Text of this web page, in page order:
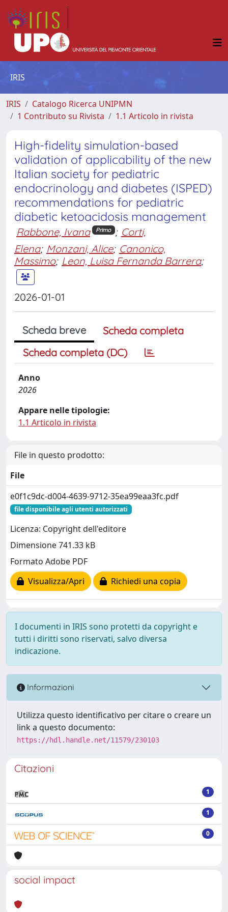
IRIS
IRIS
Catalogo Ricerca UNIPMN
1 Contributo su Rivista
1.1 Articolo in rivista
High-fidelity simulation-based
validation of applicability of the new
Italian society for pediatric
endocrinology and diabetes (ISPED)
recommendations for pediatric
diabetic ketoacidosis management
Rabbone, Ivana Primo ; Corti,
Elena; Monzani, Alice; Canonico,
Massimo; Leon, Luisa Fernanda Barrera;
2026-01-01
Scheda breve
Scheda completa
Scheda completa (DC)
Anno
2026
Appare nelle tipologie:
1.1 Articolo in rivista
File in questo prodotto:
File
e0f1c9dc-d004-4639-9712-35ea99eaa3fc.pdf
file disponibile agli utenti autorizzati
Licenza: Copyright dell'editore
Dimensione 741.33 kB
Formato Adobe PDF
Visualizza/Apri
Richiedi una copia
I documenti in IRIS sono protetti da copyright e
tutti i diritti sono riservati, salvo diversa
indicazione.
Informazioni
Utilizza questo identificativo per citare o creare un
link a questo documento:
https://hdl.handle.net/11579/230103
Citazioni
1
1
0
social impact